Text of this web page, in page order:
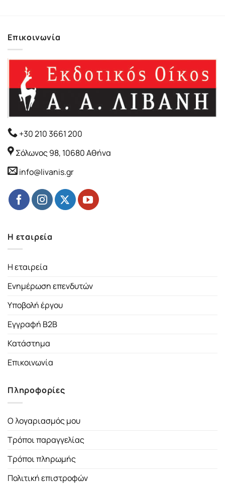
Επικοινωνία
+30 210 3661 200
Σόλωνος 98, 10680 Αθήνα
info@livanis.gr
Η εταιρεία
Η εταιρεία
Ενημέρωση επενδυτών
Υποβολή έργου
Εγγραφή B2B
Κατάστημα
Επικοινωνία
Πληροφορίες
Ο λογαριασμός μου
Τρόποι παραγγελίας
Τρόποι πληρωμής
Πολιτική επιστροφών